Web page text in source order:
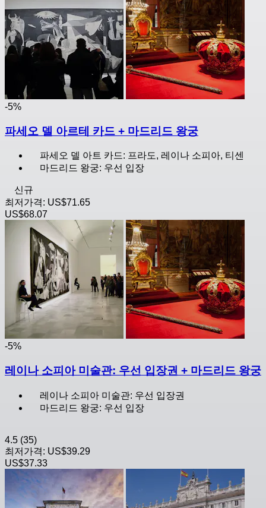
-5%
파세오 델 아르테 카드 + 마드리드 왕궁
파세오 델 아트 카드: 프라도, 레이나 소피아, 티센
마드리드 왕궁: 우선 입장
신규
최저가격: US$71.65
US$68.07
-5%
레이나 소피아 미술관: 우선 입장권 + 마드리드 왕궁
레이나 소피아 미술관: 우선 입장권
마드리드 왕궁: 우선 입장
4.5 (35)
최저가격: US$39.29
US$37.33